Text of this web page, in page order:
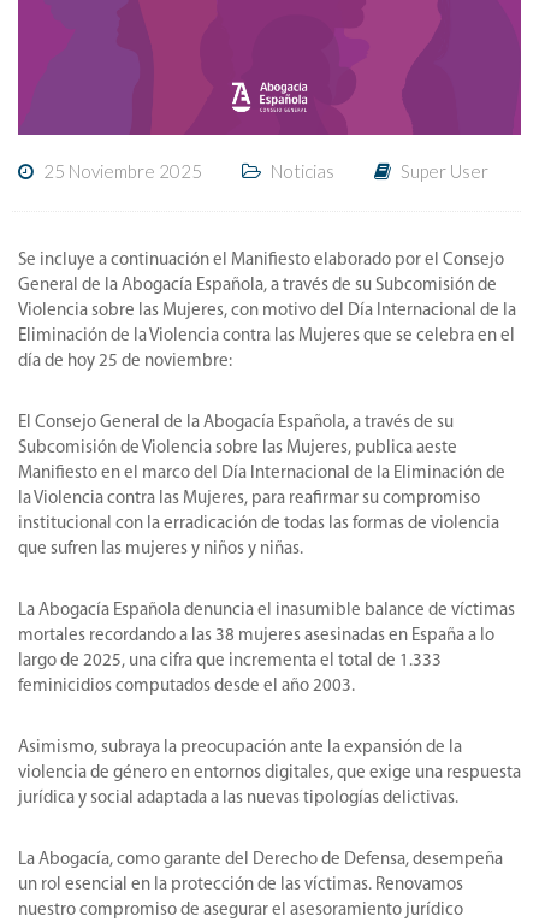
25 Noviembre 2025 Noticias Super User
Se incluye a continuación el Manifiesto elaborado por el Consejo
General de la Abogacía Española, a través de su Subcomisión de
Violencia sobre las Mujeres, con motivo del Día Internacional de la
Eliminación de la Violencia contra las Mujeres que se celebra en el
día de hoy 25 de noviembre:
El Consejo General de la Abogacía Española, a través de su
Subcomisión de Violencia sobre las Mujeres, publica aeste
Manifiesto en el marco del Día Internacional de la Eliminación de
la Violencia contra las Mujeres, para reafirmar su compromiso
institucional con la erradicación de todas las formas de violencia
que sufren las mujeres y niños y niñas.
La Abogacía Española denuncia el inasumible balance de víctimas
mortales recordando a las 38 mujeres asesinadas en España a lo
largo de 2025, una cifra que incrementa el total de 1.333
feminicidios computados desde el año 2003.
Asimismo, subraya la preocupación ante la expansión de la
violencia de género en entornos digitales, que exige una respuesta
jurídica y social adaptada a las nuevas tipologías delictivas.
La Abogacía, como garante del Derecho de Defensa, desempeña
un rol esencial en la protección de las víctimas. Renovamos
nuestro compromiso de asegurar el asesoramiento jurídico